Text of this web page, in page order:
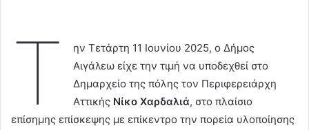
Τ
ην Τετάρτη 11 Ιουνίου 2025, ο Δήμος
Αιγάλεω είχε την τιμή να υποδεχθεί στο
Δημαρχείο της πόλης τον Περιφερειάρχη
Αττικής Νίκο Χαρδαλιά, στο πλαίσιο
επίσημης επίσκεψης με επίκεντρο την πορεία υλοποίησης